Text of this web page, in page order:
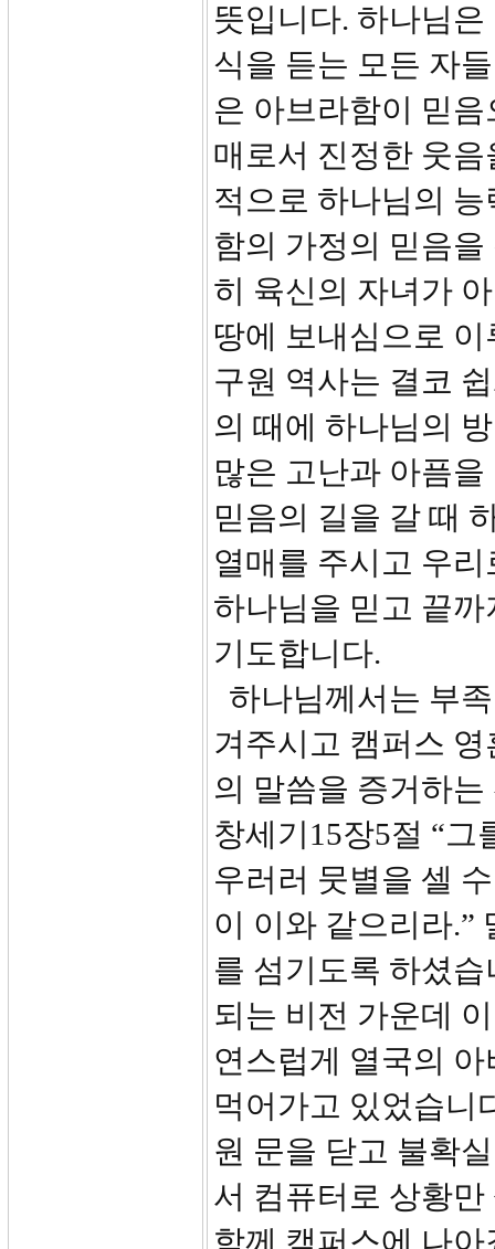
뜻입니다. 하나님
식을 듣는 모든 자
은 아브라함이 믿
매로서 진정한 웃
적으로 하나님의
함의 가정의 믿음
히 육신의 자녀가
땅에 보내심으로
구원 역사는 결코
의 때에 하나님의
많은 고난과 아픔
믿음의 길을 갈 때
열매를 주시고 우
하나님을 믿고 끝
기도합니다.
하나님께서는 부
겨주시고 캠퍼스
의 말씀을 증거하
창세기15장5절 “
우러러 뭇별을 셀
이 이와 같으리라.”
를 섬기도록 하셨
되는 비전 가운데
연스럽게 열국의
먹어가고 있었습니
원 문을 닫고 불확
서 컴퓨터로 상황
함께 캠퍼스에 나